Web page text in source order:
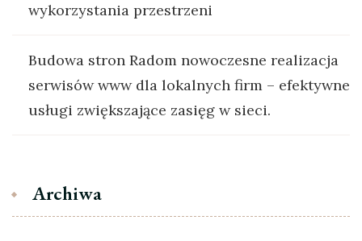
wykorzystania przestrzeni
Budowa stron Radom nowoczesne realizacja
serwisów www dla lokalnych firm – efektywne
usługi zwiększające zasięg w sieci.
Archiwa